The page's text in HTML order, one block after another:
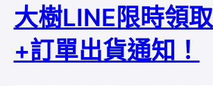
大樹LINE限時領
+訂單出貨通知！